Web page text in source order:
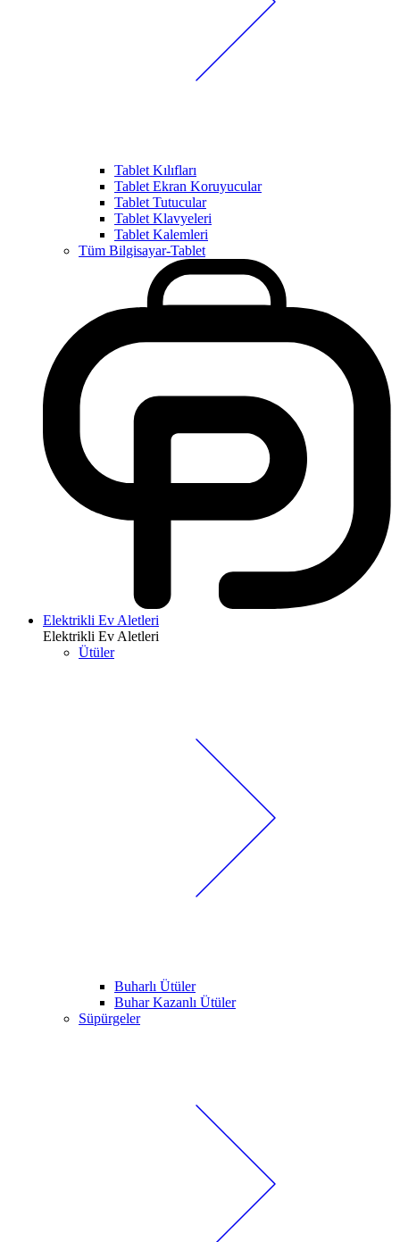
Tablet Kılıfları
Tablet Ekran Koruyucular
Tablet Tutucular
Tablet Klavyeleri
Tablet Kalemleri
Tüm Bilgisayar-Tablet
Elektrikli Ev Aletleri
Elektrikli Ev Aletleri
Ütüler
Buharlı Ütüler
Buhar Kazanlı Ütüler
Süpürgeler